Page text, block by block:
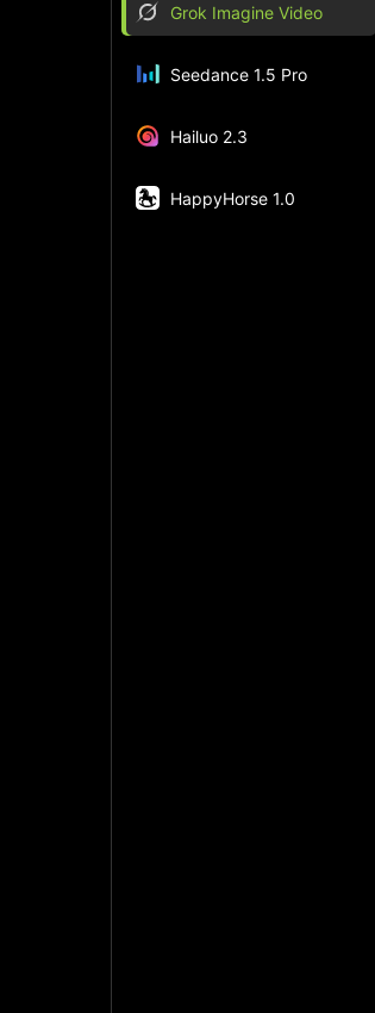
Grok Imagine Video
Seedance 1.5 Pro
Hailuo 2.3
HappyHorse 1.0